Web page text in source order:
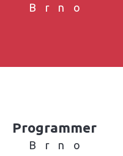
Brno
Programmer
Brno